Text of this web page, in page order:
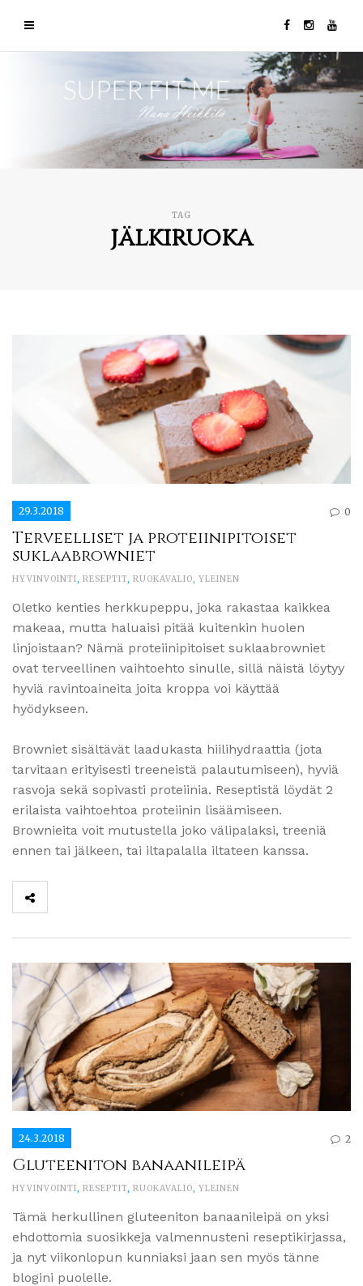
TAG
jälkiruoka
29.3.2018 0
Terveelliset ja proteiinipitoiset
suklaabrowniet
HYVINVOINTI RESEPTIT RUOKAVALIO YLEINEN
Oletko kenties herkkupeppu, joka rakastaa kaikkea
makeaa, mutta haluaisi pitää kuitenkin huolen
linjoistaan? Nämä proteiinipitoiset suklaabrowniet
ovat terveellinen vaihtoehto sinulle, sillä näistä löytyy
hyviä ravintoaineita joita kroppa voi käyttää
hyödykseen.
Browniet sisältävät laadukasta hiilihydraattia (jota
tarvitaan erityisesti treeneistä palautumiseen), hyviä
rasvoja sekä sopivasti proteiinia. Reseptistä löydät 2
erilaista vaihtoehtoa proteiinin lisäämiseen.
Brownieita voit mutustella joko välipalaksi, treeniä
ennen tai jälkeen, tai iltapalalla iltateen kanssa.
24.3.2018 2
Gluteeniton banaanileipä
HYVINVOINTI, RESEPTIT, RUOKAVALIO, YLEINEN
Tämä herkullinen gluteeniton banaanileipä on yksi
ehdottomia suosikkeja valmennusteni reseptikirjassa,
ja nyt viikonlopun kunniaksi jaan sen myös tänne
blogini puolelle.